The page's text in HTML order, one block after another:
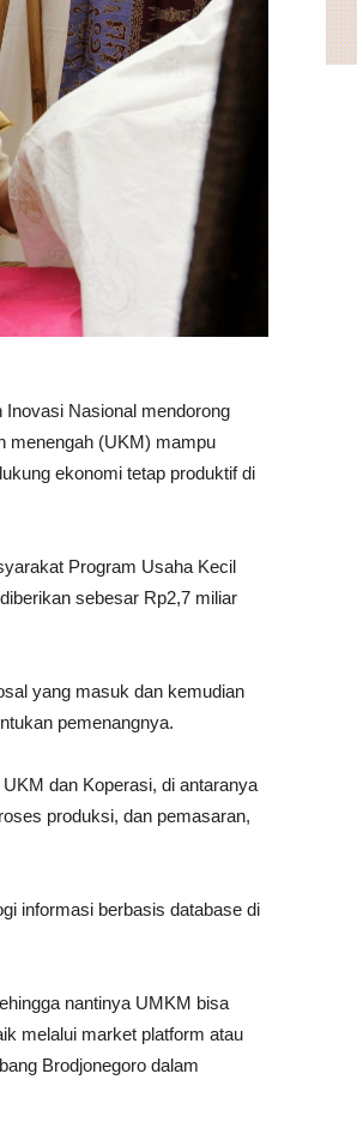
Inovasi Nasional mendorong
menengah (UKM) mampu
ekonomi tetap produktif di
Program Usaha Kecil
sebesar Rp2,7 miliar
yang masuk dan kemudian
pemenangnya.
dan Koperasi, di antaranya
produksi, dan pemasaran,
informasi berbasis database di
nantinya UMKM bisa
melalui market platform atau
Brodjonegoro dalam